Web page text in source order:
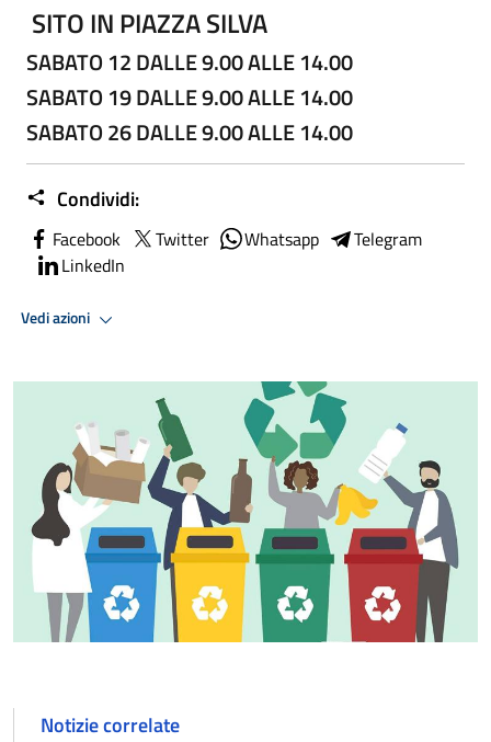
SITO IN PIAZZA SILVA
SABATO 12 DALLE 9.00 ALLE 14.00
SABATO 19 DALLE 9.00 ALLE 14.00
SABATO 26 DALLE 9.00 ALLE 14.00
Condividi:
Facebook Twitter Whatsapp
Telegram
LinkedIn
Vedi azioni
Notizie correlate